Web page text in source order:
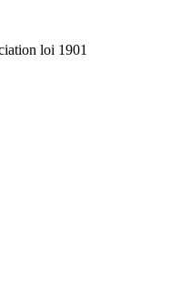
loi 1901